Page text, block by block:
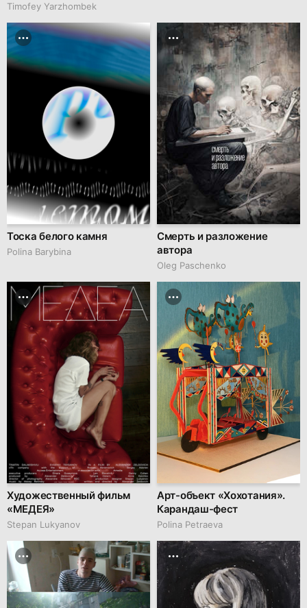
Timofey Yarzhombek
Тоска белого камня
Polina Barybina
Смерть и разложение
автора
Oleg Paschenko
Художественный фильм
«МЕДЕЯ»
Stepan Lukyanov
Арт-объект «Хохотания».
Карандаш-фест
Polina Petraeva